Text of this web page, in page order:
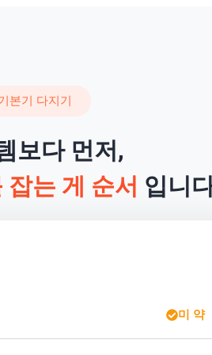
본기 다지기
보다 먼저,
는 게 순서 입니
미 약